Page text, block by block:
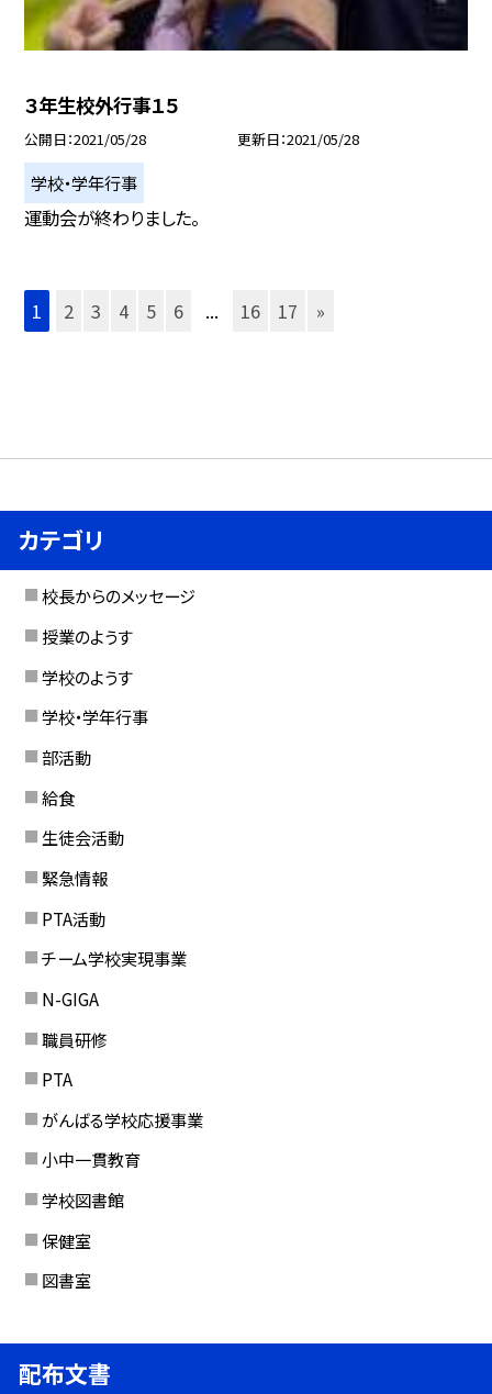
３年生校外行事１５
公開日 2021/05/28 更新日 2021/05/28
学校・学年行事
運動会が終わりました。
1 2 3 4 5 6 ... 16 17 »
カテゴリ
校長からのメッセージ
授業のようす
学校のようす
学校・学年行事
部活動
給食
生徒会活動
緊急情報
PTA活動
チーム学校実現事業
N-GIGA
職員研修
PTA
がんばる学校応援事業
小中一貫教育
学校図書館
保健室
図書室
配布文書